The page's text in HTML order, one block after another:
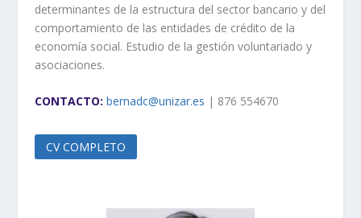
determinantes de la estructura del sector bancario y del
comportamiento de las entidades de crédito de la
economía social. Estudio de la gestión voluntariado y
asociaciones.
CONTACTO: bernadc@unizar.es | 876 554670
CV COMPLETO